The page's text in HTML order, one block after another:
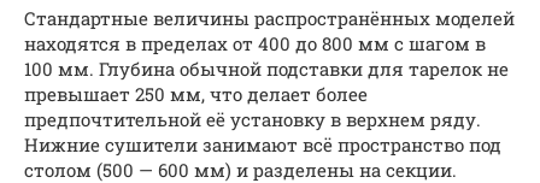
Стандартные величины распространённых моделей
находятся в пределах от 400 до 800 мм с шагом в
100 мм. Глубина обычной подставки для тарелок не
превышает 250 мм, что делает более
предпочтительной её установку в верхнем ряду.
Нижние сушители занимают всё пространство под
столом (500 — 600 мм) и разделены на секции.